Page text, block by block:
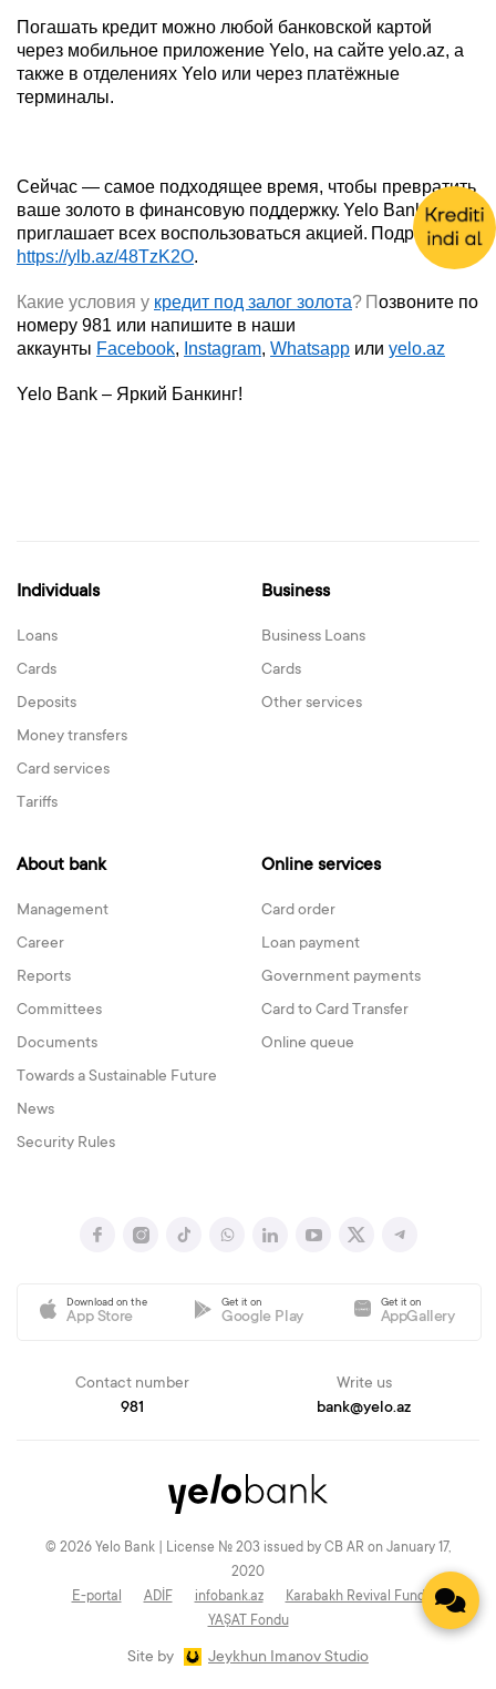
Погашать кредит можно любой банковской картой
через мобильное приложение Yelo, на сайте yelo.az, а
также в отделениях Yelo или через платёжные
терминалы.
Сейчас — самое подходящее время, чтобы превратить
ваше золото в финансовую поддержку. Yelo Bank
приглашает всех воспользоваться акцией. Подробнее:
https://ylb.az/48TzK2O.
Какие условия у кредит под залог золота? Позвоните по
номеру 981 или напишите в наши
аккаунты Facebook, Instagram, Whatsapp или yelo.az
Yelo Bank – Яркий Банкинг!
Individuals
Loans
Cards
Deposits
Money transfers
Card services
Tariffs
Business
Business Loans
Cards
Other services
About bank
Management
Career
Reports
Committees
Documents
Towards a Sustainable Future
News
Security Rules
Online services
Card order
Loan payment
Government payments
Card to Card Transfer
Online queue
Download on the
App Store
Get it on
Google Play
Get it on
AppGallery
Contact number
981
Write us
bank@yelo.az
© 2026 Yelo Bank | License № 203 issued by CB AR on January 17,
2020
E-portal
ADİF infobank.az
Karabakh Revival Fund
YAŞAT Fondu
Site by Jeykhun Imanov Studio